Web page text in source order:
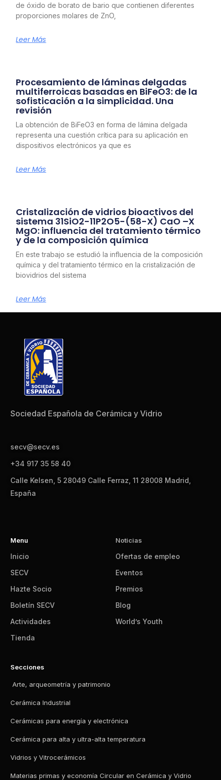
de óxido de borato de bario que contienen diferentes
proporciones molares de ZnO,
Leer Más
Procesamiento de láminas delgadas
multiferroicas basadas en BiFeO3: de la
sofisticación a la simplicidad. Una
revisión
La obtención de BiFeO3 en forma de lámina delgada
representa una cuestión crítica para su aplicación en
dispositivos electrónicos ya que es
Leer Más
Cristalización de vidrios bioactivos del
sistema 31SiO2-11P2O5-(58-X) CaO –X
MgO: influencia del tratamiento térmico
y de la composición química
En este trabajo se estudió la influencia de la composición
química y del tratamiento térmico en la cristalización de
biovidrios del sistema
Leer Más
Sociedad Española de Cerámica y Vidrio
secv@secv.es
+34 917 35 58 40
Calle Kelsen, 5 28049 Calle Ferraz, 11 28008 Madrid,
España
Menu
Inicio
SECV
Hazte Socio
Boletín SECV
Actividades
Tienda
Noticias
Ofertas de empleo
Eventos
Premios
Blog
World’s Youth
Secciones
Arte, arqueometría y patrimonio
Cerámica Industrial
Cerámicas para energía y electrónica
Cerámica para alta y ultra-alta temperatura
Vidrios y Vitrocerámicos
Materias primas y economía Circular en Cerámica y Vidrio